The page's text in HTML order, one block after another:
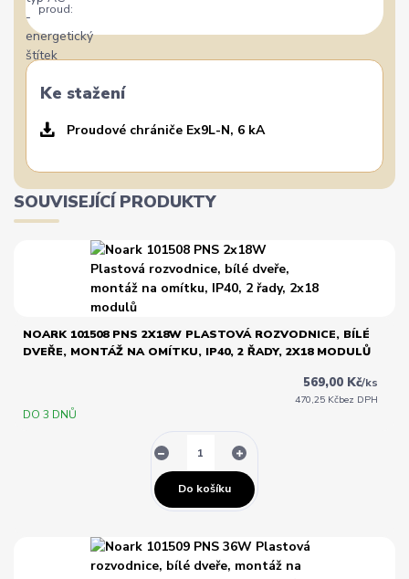
proud:
Ke stažení
Proudové chrániče Ex9L-N, 6 kA
SOUVISEJÍCÍ PRODUKTY
NOARK 101508 PNS 2X18W PLASTOVÁ ROZVODNICE, BÍLÉ
DVEŘE, MONTÁŽ NA OMÍTKU, IP40, 2 ŘADY, 2X18 MODULŮ
569,00 Kč/ks
470,25 Kčbez DPH
DO 3 DNŮ
Do košíku